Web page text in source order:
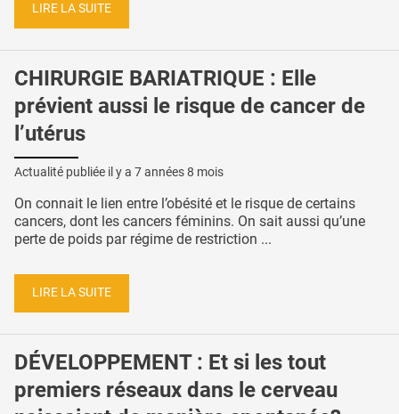
LIRE LA SUITE
CHIRURGIE BARIATRIQUE : Elle
prévient aussi le risque de cancer de
l’utérus
Actualité publiée il y a 7 années 8 mois
On connait le lien entre l’obésité et le risque de certains
cancers, dont les cancers féminins. On sait aussi qu’une
perte de poids par régime de restriction ...
LIRE LA SUITE
DÉVELOPPEMENT : Et si les tout
premiers réseaux dans le cerveau